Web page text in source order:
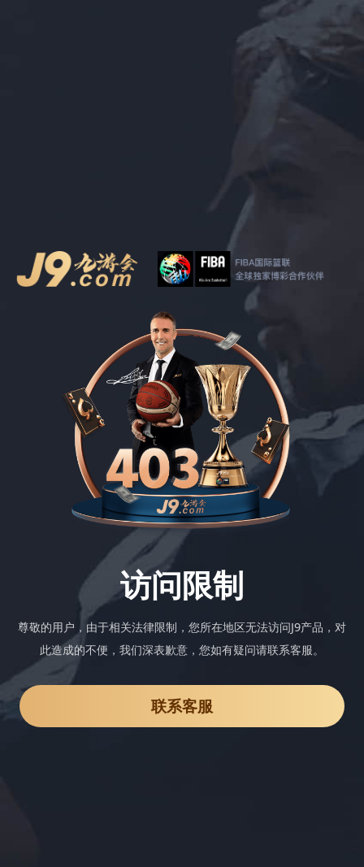
访问限制
尊敬的用户，由于相关法律限制，您所在地区无法访问J9产品，对
此造成的不便，我们深表歉意，您如有疑问请联系客服。
联系客服